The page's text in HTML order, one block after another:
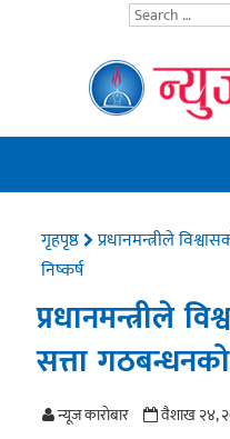
गृहपृष्ठ
प्रधानमन्त्रीले
निष्कर्ष
प्रधानमन्त्रीले
सत्ता
न्यूज काराेबार वैशाख २४,